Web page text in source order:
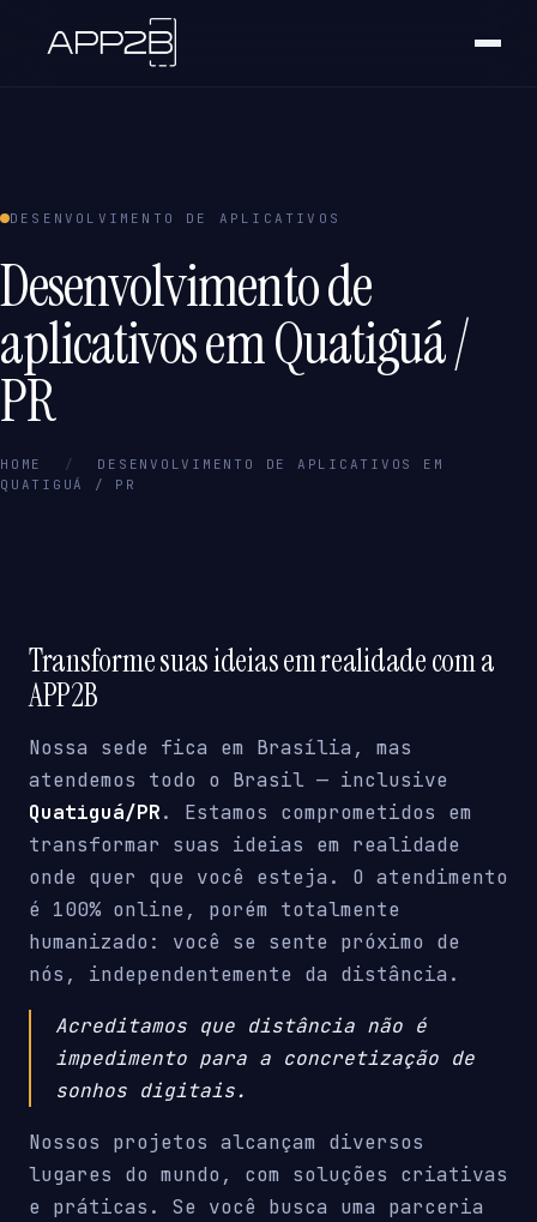
DESENVOLVIMENTO DE APLICATIVOS
Desenvolvimento de
aplicativos em Quatiguá /
PR
HOME /
DESENVOLVIMENTO DE APLICATIVOS EM
QUATIGUÁ / PR
Transforme suas ideias em realidade com a
APP2B
Nossa sede fica em Brasília, mas
atendemos todo o Brasil — inclusive
Quatiguá/PR. Estamos comprometidos em
transformar suas ideias em realidade
onde quer que você esteja. O atendimento
é 100% online, porém totalmente
humanizado: você se sente próximo de
nós, independentemente da distância.
Acreditamos que distância não é
impedimento para a concretização de
sonhos digitais.
Nossos projetos alcançam diversos
lugares do mundo, com soluções criativas
e práticas. Se você busca uma parceria